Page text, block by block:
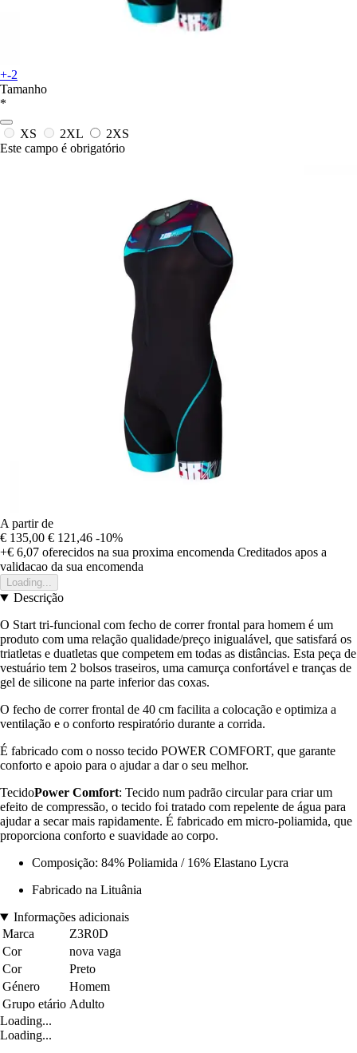
+-2
Tamanho
*
XS 2XL
2XS
Este campo é obrigatório
A partir de
€ 135,00 € 121,46 -10%
+€ 6,07 oferecidos na sua proxima encomenda Creditados apos a
validacao da sua encomenda
Loading...
Descrição
O Start tri-funcional com fecho de correr frontal para homem é um
produto com uma relação qualidade/preço inigualável, que satisfará os
triatletas e duatletas que competem em todas as distâncias. Esta peça de
vestuário tem 2 bolsos traseiros, uma camurça confortável e tranças de
gel de silicone na parte inferior das coxas.
O fecho de correr frontal de 40 cm facilita a colocação e optimiza a
ventilação e o conforto respiratório durante a corrida.
É fabricado com o nosso tecido POWER COMFORT, que garante
conforto e apoio para o ajudar a dar o seu melhor.
TecidoPower Comfort: Tecido num padrão circular para criar um
efeito de compressão, o tecido foi tratado com repelente de água para
ajudar a secar mais rapidamente. É fabricado em micro-poliamida, que
proporciona conforto e suavidade ao corpo.
Composição: 84% Poliamida / 16% Elastano Lycra
Fabricado na Lituânia
Informações adicionais
Marca
Z3R0D
Cor
nova vaga
Cor
Preto
Género
Homem
Grupo etário Adulto
Loading...
Loading...